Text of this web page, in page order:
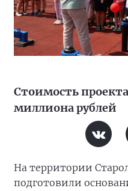
Стоимость
миллиона рублей
На территории
подготовили